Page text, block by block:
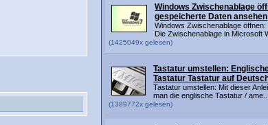
Windows Zwischenablage
gespeicherte Daten ansehen
Windows Zwischenablage öffnen:
Die Zwischenablage in Microsoft
(1425049x gelesen)
Tastatur umstellen:
Tastatur Tastatur auf
Tastatur umstellen: Mit dieser
man die englische Tastatur / ame...
(1389772x gelesen)